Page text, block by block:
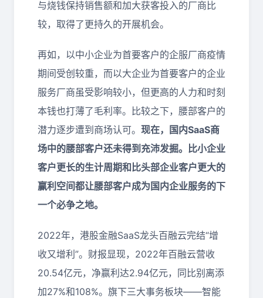
与烧钱保持销售额和加大获客投入的厂商比
较，取得了更持久的开展机会。
再如，以中小企业为首要客户的企服厂商疫情
期间受创较重，而以大企业为首要客户的企业
服务厂商虽受影响较小，但更高的人力和时刻
本钱也打薄了毛利率。比较之下，腰部客户的
潜力逐步遭到商场认可。 现在，国内SaaS商
场中的腰部客户还未得到充沛发掘。比小企业
客户更长的生计周期和比头部企业客户更大的
赢利空间都让腰部客户成为国内企业服务的下
一个必争之地。
2022年，港股金融SaaS龙头百融云完结“增
收又增利”。财报显现，2022年百融云营收
20.54亿元，净赢利达2.94亿元，同比别离添
加27%和108%。旗下三大事务板块——智能